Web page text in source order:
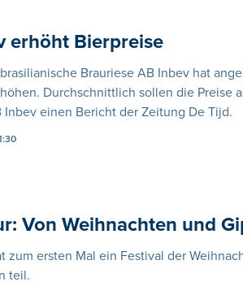
erhöht Bierpreise
Brauriese AB Inbev hat
Durchschnittlich sollen die Preise
Inbev einen Bericht der Zeitung De Tijd.
Von Weihnachten und
zum ersten Mal ein Festival der
teil.